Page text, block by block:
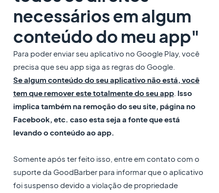
necessários em algum
conteúdo do meu app"
Para poder enviar seu aplicativo no Google Play, você
precisa que seu app siga as regras do Google.
Se algum conteúdo do seu aplicativo não está, você
tem que remover este totalmente do seu app. Isso
implica também na remoção do seu site, página no
Facebook, etc. caso esta seja a fonte que está
levando o conteúdo ao app.
Somente após ter feito isso, entre em contato com o
suporte da GoodBarber para informar que o aplicativo
foi suspenso devido a violação de propriedade